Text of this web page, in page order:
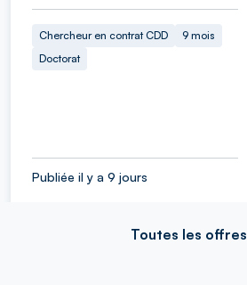
Chercheur en contrat CDD
9 mois
Doctorat
Publiée il y a 9 jours
Toutes les offres